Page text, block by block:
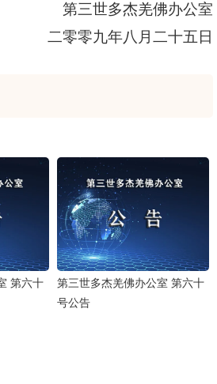
第三世多杰羌佛办公室
二零零九年八月二十五日
第六十
第三世多杰羌佛办公室 第六十
号公告